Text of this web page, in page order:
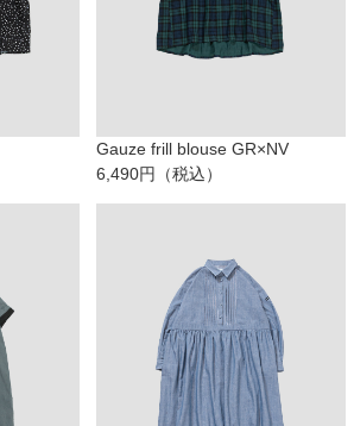
Gauze frill blouse GR×NV
6,490円（税込）